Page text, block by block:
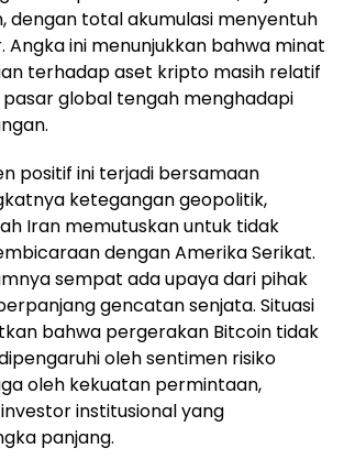
dengan total akumulasi menyentuh
Angka ini menunjukkan bahwa minat
terhadap aset kripto masih relatif
pasar global tengah menghadapi
positif ini terjadi bersamaan
ketegangan geopolitik,
Iran memutuskan untuk tidak
dengan Amerika Serikat.
sempat ada upaya dari pihak
gencatan senjata. Situasi
bahwa pergerakan Bitcoin tidak
oleh sentimen risiko
oleh kekuatan permintaan,
institusional yang
panjang.